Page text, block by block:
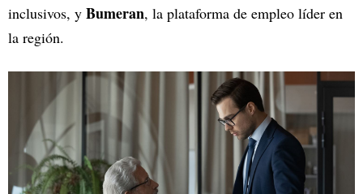
inclusivos, y Bumeran, la plataforma de empleo líder en
la región.